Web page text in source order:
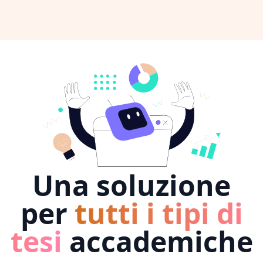
Una soluzione
per tutti i tipi di
tesi accademiche